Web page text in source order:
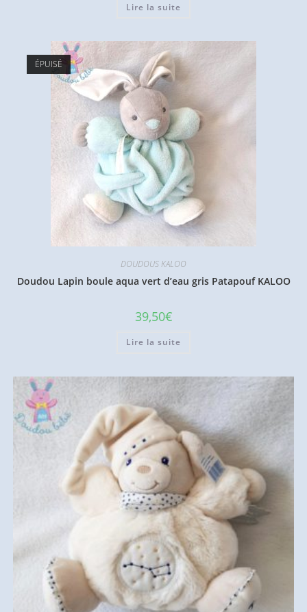
Lire la suite
ÉPUISÉ
DOUDOUS KALOO
Doudou Lapin boule aqua vert d’eau gris Patapouf KALOO
39,50€
Lire la suite